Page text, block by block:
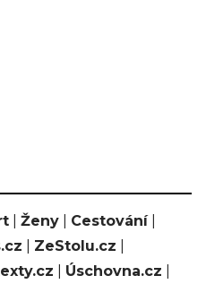
Ženy Cestování|
ZeStolu.cz
Úschovna.cz